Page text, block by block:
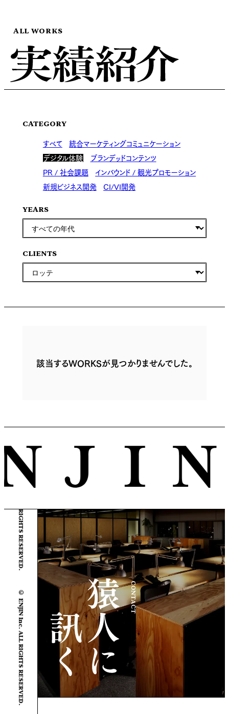
ALL WORKS
CATEGORY
すべて 統合マーケティングコミュニケーション
デジタル体験
ブランデッドコンテンツ
PR / 社会課題 インバウンド / 観光プロモーション
新規ビジネス開発 CI/VI開発
YEARS
CLIENTS
該当するWORKSが見つかりませんでした。
© ENJIN Inc. ALL RIGHTS RESERVED.
© ENJIN Inc. ALL RIGHTS RESERVED.
CONTACT